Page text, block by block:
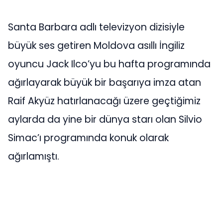
Santa Barbara adlı televizyon dizisiyle
büyük ses getiren Moldova asıllı İngiliz
oyuncu Jack Ilco’yu bu hafta programında
ağırlayarak büyük bir başarıya imza atan
Raif Akyüz hatırlanacağı üzere geçtiğimiz
aylarda da yine bir dünya starı olan Silvio
Simac’ı programında konuk olarak
ağırlamıştı.